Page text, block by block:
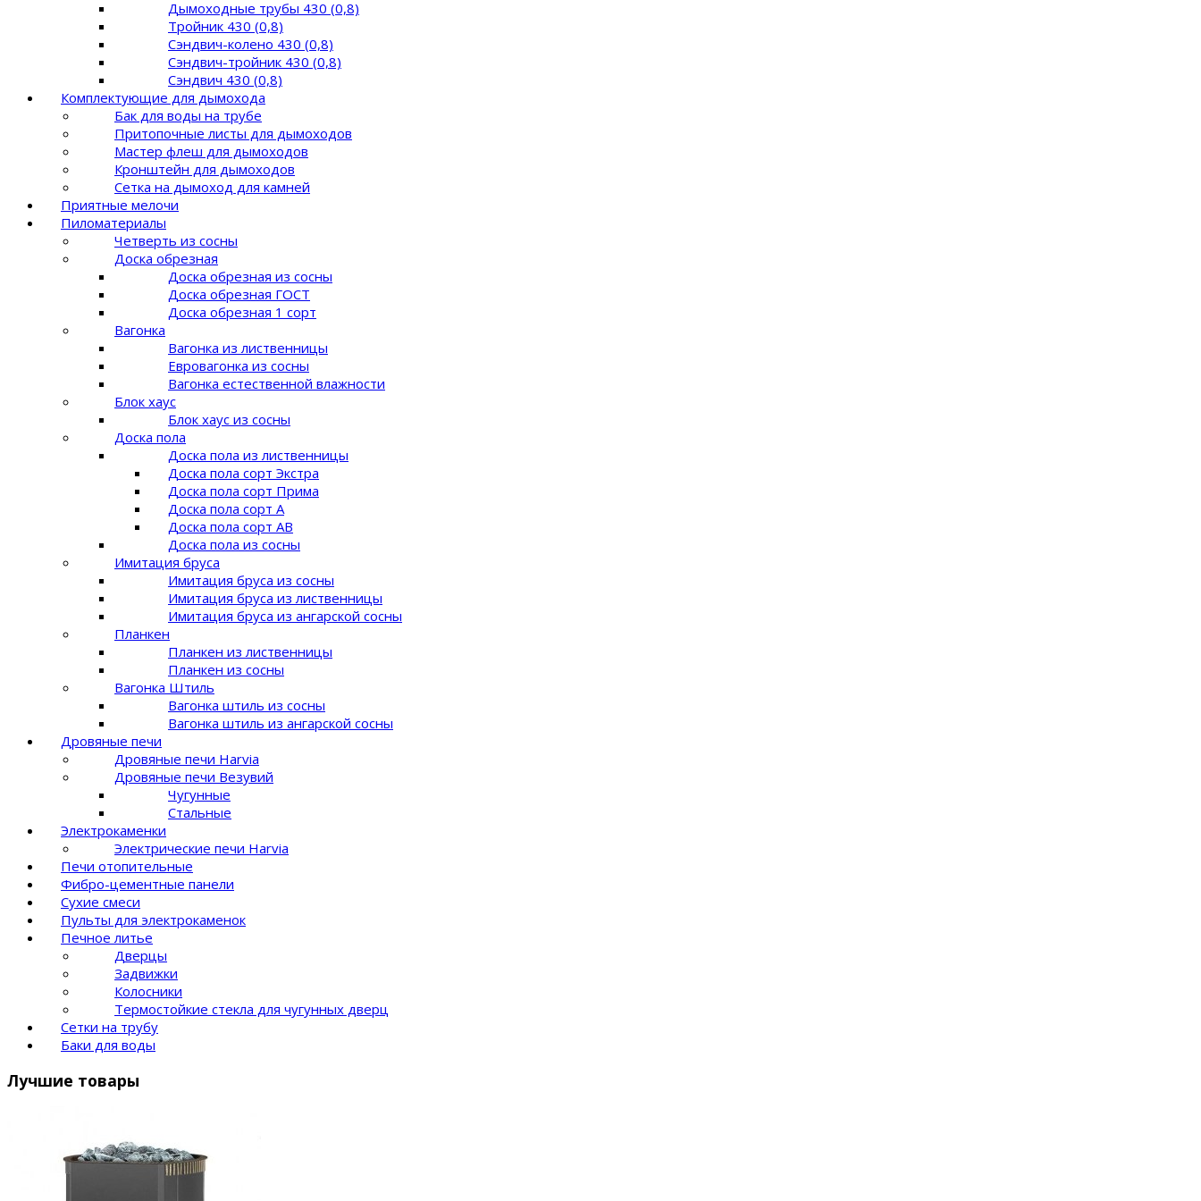
Дымоходные трубы 430 (0,8)
Тройник 430 (0,8)
Сэндвич-колено 430 (0,8)
Сэндвич-тройник 430 (0,8)
Сэндвич 430 (0,8)
Комплектующие для дымохода
Бак для воды на трубе
Притопочные листы для дымоходов
Мастер флеш для дымоходов
Кронштейн для дымоходов
Сетка на дымоход для камней
Приятные мелочи
Пиломатериалы
Четверть из сосны
Доска обрезная
Доска обрезная из сосны
Доска обрезная ГОСТ
Доска обрезная 1 сорт
Вагонка
Вагонка из лиственницы
Евровагонка из сосны
Вагонка естественной влажности
Блок хаус
Блок хаус из сосны
Доска пола
Доска пола из лиственницы
Доска пола сорт Экстра
Доска пола сорт Прима
Доска пола сорт A
Доска пола сорт AB
Доска пола из сосны
Имитация бруса
Имитация бруса из сосны
Имитация бруса из лиственницы
Имитация бруса из ангарской сосны
Планкен
Планкен из лиственницы
Планкен из сосны
Вагонка Штиль
Вагонка штиль из сосны
Вагонка штиль из ангарской сосны
Дровяные печи
Дровяные печи Harvia
Дровяные печи Везувий
Чугунные
Стальные
Электрокаменки
Электрические печи Harvia
Печи отопительные
Фибро-цементные панели
Сухие смеси
Пульты для электрокаменок
Печное литье
Дверцы
Задвижки
Колосники
Термостойкие стекла для чугунных дверц
Сетки на трубу
Баки для воды
Лучшие товары